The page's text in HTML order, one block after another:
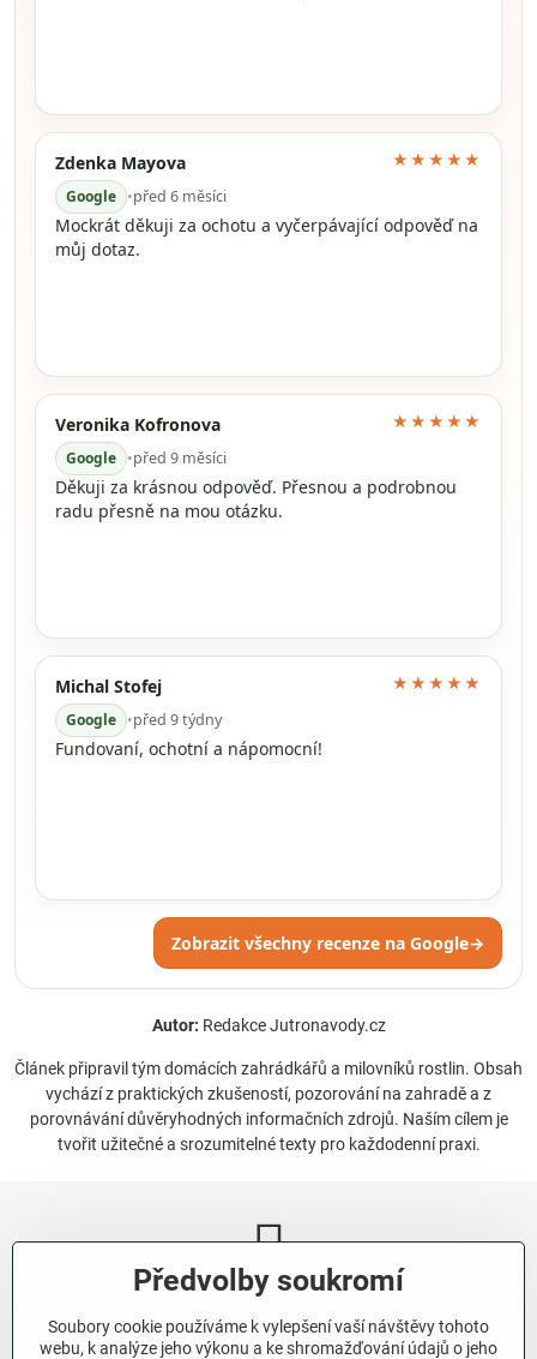
Zdenka Mayova
Google •před 6 měsíci
★★★★★
Mockrát děkuji za ochotu a vyčerpávající odpověď na
můj dotaz.
Veronika Kofronova
Google •před 9 měsíci
★★★★★
Děkuji za krásnou odpověď. Přesnou a podrobnou
radu přesně na mou otázku.
Michal Stofej
Google •před 9 týdny
★★★★★
Fundovaní, ochotní a nápomocní!
Zobrazit všechny recenze na Google→
Autor: Redakce Jutronavody.cz
Článek připravil tým domácích zahrádkářů a milovníků rostlin. Obsah
vychází z praktických zkušeností, pozorování na zahradě a z
porovnávání důvěryhodných informačních zdrojů. Naším cílem je
tvořit užitečné a srozumitelné texty pro každodenní praxi.
Newsletter
Odebírat naše novinky:
Předvolby soukromí
Soubory cookie používáme k vylepšení vaší návštěvy tohoto
webu, k analýze jeho výkonu a ke shromažďování údajů o jeho